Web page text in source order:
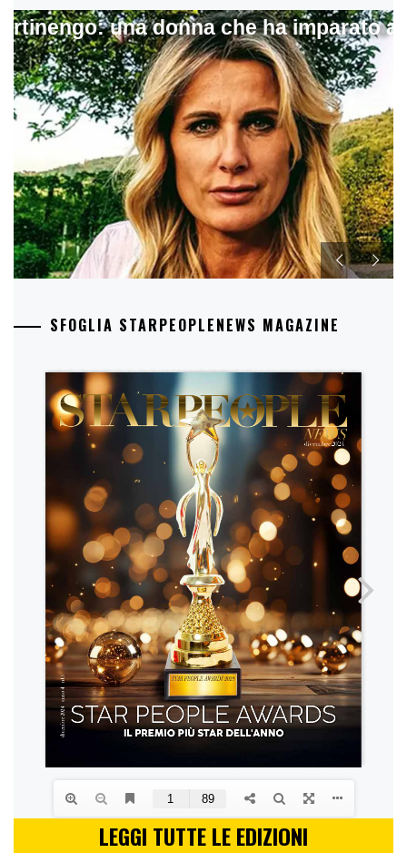
una donna che ha imparato a
SFOGLIA STARPEOPLENEWS MAGAZINE
LEGGI TUTTE LE EDIZIONI